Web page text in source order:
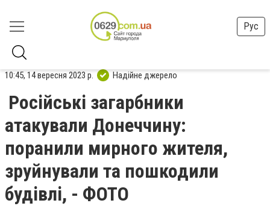
Рус
10:45, 14 вересня 2023 р. Надійне джерело
Російські загарбники
атакували Донеччину:
поранили мирного жителя,
зруйнували та пошкодили
будівлі, - ФОТО